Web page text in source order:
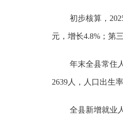
初步核算，
元，增长4.8%；第
年末全县常住
2639人，人口出生
全县新增就业